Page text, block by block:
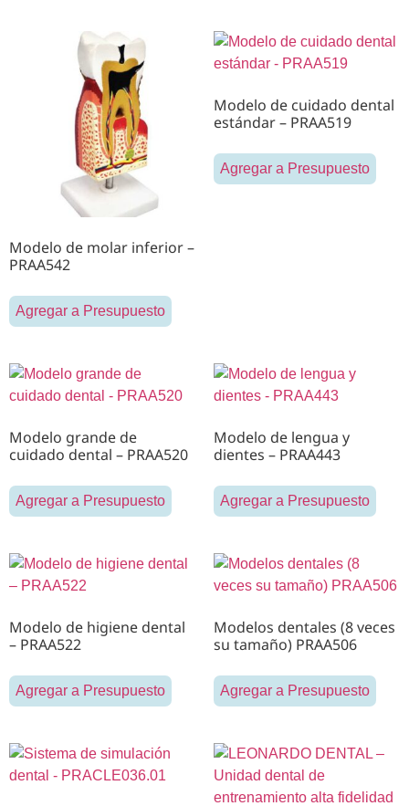
Modelo de molar inferior –
PRAA542
Agregar a Presupuesto
Modelo de cuidado dental
estándar – PRAA519
Agregar a Presupuesto
Modelo grande de
cuidado dental – PRAA520
Agregar a Presupuesto
Modelo de lengua y
dientes – PRAA443
Agregar a Presupuesto
Modelo de higiene dental
– PRAA522
Agregar a Presupuesto
Modelos dentales (8 veces
su tamaño) PRAA506
Agregar a Presupuesto